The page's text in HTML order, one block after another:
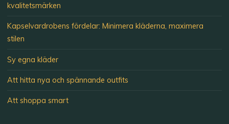
kvalitetsmärken
Kapselvardrobens fördelar: Minimera kläderna, maximera
stilen
Sy egna kläder
Att hitta nya och spännande outfits
Att shoppa smart